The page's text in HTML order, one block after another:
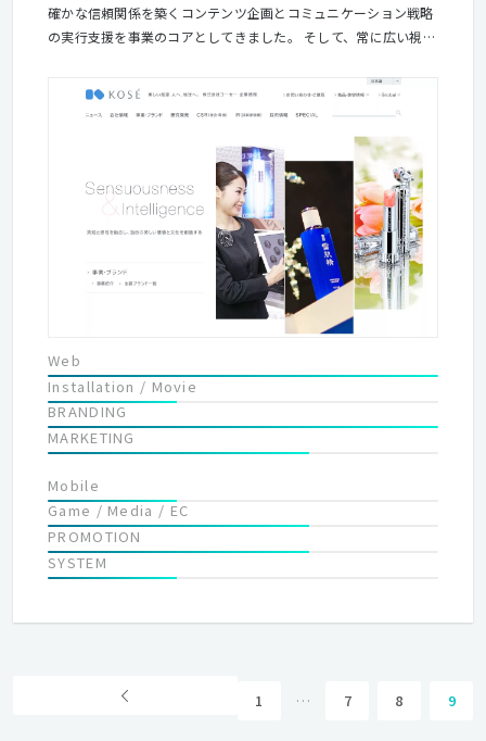
確かな信頼関係を築くコンテンツ企画とコミュニケーション戦略
の実行支援を事業のコアとしてきました。 そして、常に広い視野
景を読み解きながら揺るがない“つながり”を生み出すコミュニケ
ーションの仕組みをご提案してきました。 この“つながり”の継続
的な価値化は、購買促進を中心とするダイレクトコミュニケーシ
ョンからCSRコミュニケーション、採用広報、事業広報によるコ
ーポレートブランディング、そしてアジアへのジャパンプロモー
ションへと拡がる、私たちの事業フィールドに共通するValueで
す。 いまデジタルイノベーションが、日々、人と企業のコミュニ
ケーションシーンを塗り替えています。 私たちは、進化する情報
環境にしなやかに対応し、デジタル技術を活かした動的な接点設
計とコンテンツ品質で理解を深化する「良き出会い」を、信頼と
共感で結ばれた「良き関係」を、そして「未来への価値共創を実
客様と多様なステークホルダー、そして生活者と社会とともに、
豊かな未来づくりに貢献していきます。
Web
Installation / Movie
BRANDING
MARKETING
Mobile
Game / Media / EC
PROMOTION
SYSTEM
1 … 7 8 9